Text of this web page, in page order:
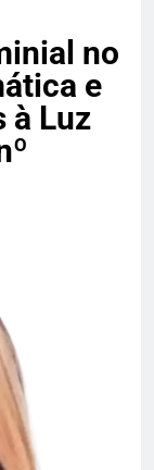
no
e
à Luz